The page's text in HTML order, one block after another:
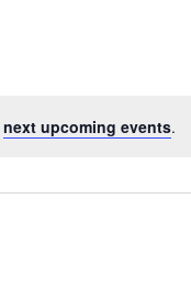
next upcoming events.